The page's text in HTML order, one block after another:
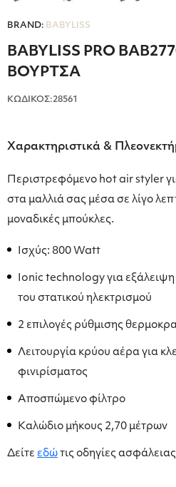
BRAND: BABYLISS
BABYLISS PRO
ΒΟΥΡΤΣΑ
ΚΩΔΙΚΟΣ:28561
Χαρακτηριστικά &
Περιστρεφόμενο hot air styler
στα μαλλιά σας μέσα σε λίγο
μοναδικές μπούκλες.
Ισχύς: 800 Watt
Ionic technology για εξάλειψη
του στατικού ηλεκτρισμού
2 επιλογές ρύθμισης
Λειτουργία κρύου αέρα για
φινιρίσματος
Αποσπώμενο φίλτρο
Καλώδιο μήκους 2,70 μέτρων
Δείτε εδώ τις οδηγίες